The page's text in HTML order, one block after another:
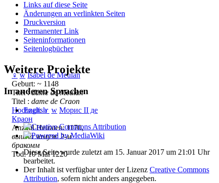
♀ w Isabel de Meulan
Geburt: ~ 1148
Titel :dame de Meulan
Titel : dame de Craon
Hochzeit:♂ w Mорис II де
Краон
Anzahl Heiraten: 1170,
вышла замуж 2-м
бракомм
Tod: 10 Mai 1220
Links auf diese Seite
Änderungen an verlinkten Seiten
Druckversion
Permanenter Link
Seiten­­informationen
Seitenlogbücher
Weitere Projekte
In anderen Sprachen
English
Diese Seite wurde zuletzt am 15. Januar 2017 um 21:01 Uhr
bearbeitet.
Der Inhalt ist verfügbar unter der Lizenz Creative Commons
Attribution, sofern nicht anders angegeben.